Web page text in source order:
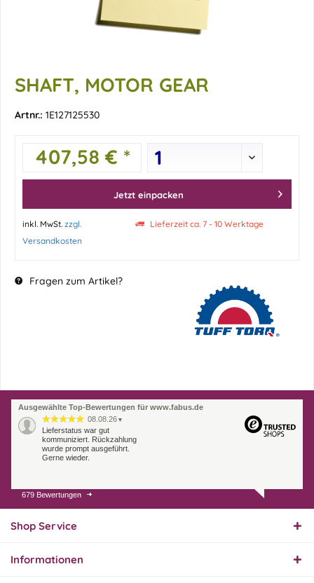
SHAFT, MOTOR GEAR
Artnr.: 1E127125530
407,58 € *
Jetzt einpacken
inkl. MwSt. zzgl.
Versandkosten
Lieferzeit ca. 7 - 10 Werktage
Fragen zum Artikel?
Ausgewählte Top-Bewertungen für www.fabus.de
08.08.26 ▼
Lieferstatus war gut
kommuniziert. Rückzahlung
wurde prompt ausgeführt.
Gerne wieder.
07.08.26
Endlich das richtige
679 Bewertungen
Shop Service
Informationen